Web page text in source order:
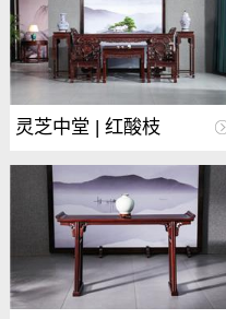
灵芝中堂 | 红酸枝